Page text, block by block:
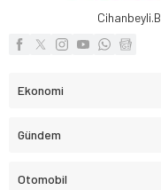
Ekonomi
Gündem
Otomobil